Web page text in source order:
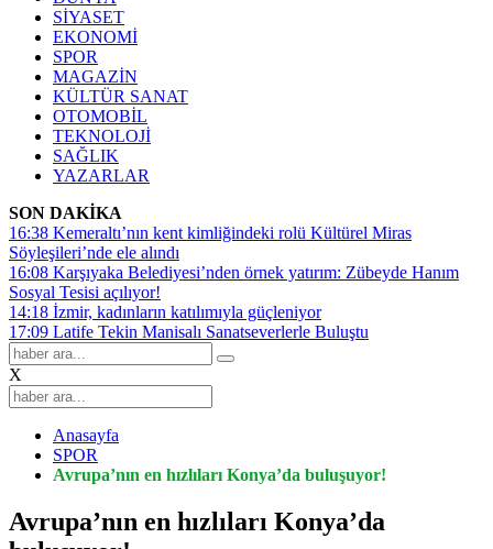
SİYASET
EKONOMİ
SPOR
MAGAZİN
KÜLTÜR SANAT
OTOMOBİL
TEKNOLOJİ
SAĞLIK
YAZARLAR
SON DAKİKA
16:38 Kemeraltı’nın kent kimliğindeki rolü Kültürel Miras
Söyleşileri’nde ele alındı
16:08 Karşıyaka Belediyesi’nden örnek yatırım: Zübeyde Hanım
Sosyal Tesisi açılıyor!
14:18 İzmir, kadınların katılımıyla güçleniyor
17:09 Latife Tekin Manisalı Sanatseverlerle Buluştu
X
Anasayfa
SPOR
Avrupa’nın en hızlıları Konya’da buluşuyor!
Avrupa’nın en hızlıları Konya’da